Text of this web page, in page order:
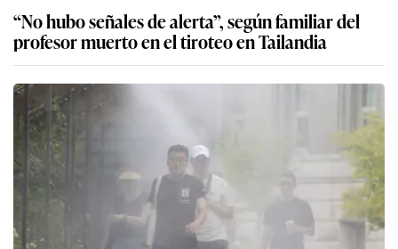
“No hubo señales de alerta”, según familiar del
profesor muerto en el tiroteo en Tailandia